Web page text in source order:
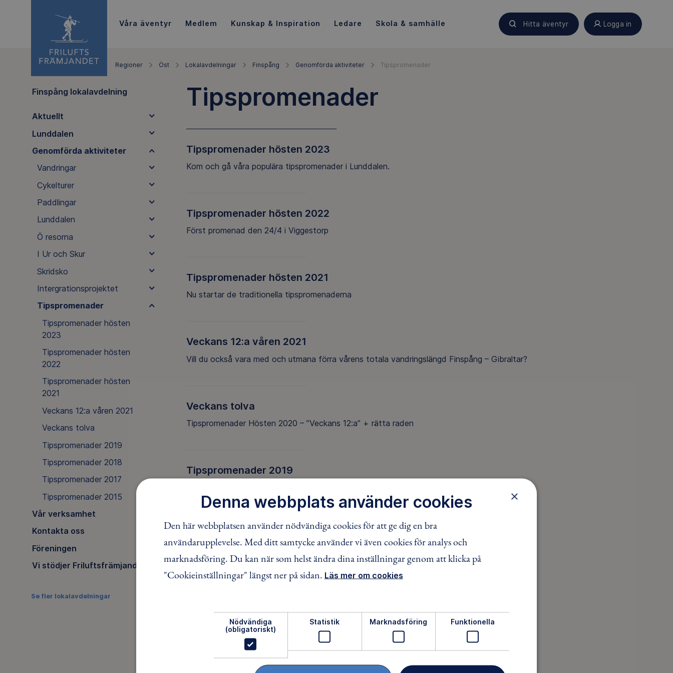
Våra äventyr Medlem Kunskap & Inspiration Ledare Skola & samhälle Hitta äventyr Logga in
Regioner Öst Lokalavdelningar Finspång Genomförda aktiviteter Tipspromenader
Finspång lokalavdelning
Aktuellt
Lunddalen
Genomförda aktiviteter
Vandringar
Cykelturer
Paddlingar
Lunddalen
Ö resorna
I Ur och Skur
Skridsko
Intergrationsprojektet
Tipspromenader
Tipspromenader hösten
2023
Tipspromenader hösten
2022
Tipspromenader hösten
2021
Veckans 12:a våren 2021
Veckans tolva
Tipspromenader 2019
Tipspromenader 2018
Tipspromenader 2017
Tipspromenader 2015
Vår verksamhet
Kontakta oss
Föreningen
Vi stödjer Friluftsfrämjandet
Se fler lokalavdelningar
Tipspromenader
Tipspromenader hösten 2023
Kom och gå våra populära tipspromenader i Lunddalen.
Tipspromenader hösten 2022
Först promenad den 24/4 i Viggestorp
Tipspromenader hösten 2021
Nu startar de traditionella tipspromenaderna
Veckans 12:a våren 2021
Vill du också vara med och utmana förra vårens totala vandringslängd Finspång – Gibraltar?
Veckans tolva
Tipspromenader Hösten 2020 – ”Veckans 12:a” + rätta raden
Tipspromenader 2019
Tipspromenader 2018
Välkomna till sköna söndagsförmiddagar från 09:00 till 11:00
Följande tider gäller för tipspromenader i år
Tipspromenader 2015
×
Denna webbplats använder cookies
Den här webbplatsen använder nödvändiga cookies för att ge dig en bra
användarupplevelse. Med ditt samtycke använder vi även cookies för analys och
marknadsföring. Du kan när som helst ändra dina inställningar genom att klicka på
"Cookieinställningar" längst ner på sidan. Läs mer om cookies
Nödvändiga
(obligatoriskt)
Statistik Marknadsföring Funktionella